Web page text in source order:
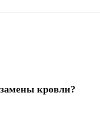
кровли?